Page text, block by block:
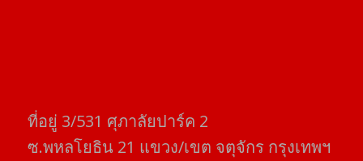
ที่อยู่​ 3/531​ ศุภาลัยปาร์ค​ 2
ซ.พหลโยธิน​ 21​ แขวง/เขต​ จตุจักร​ กรุงเทพฯ